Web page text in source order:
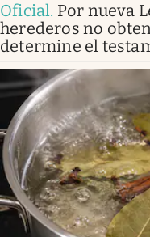
Oficial. Por nueva
herederos no
determine el